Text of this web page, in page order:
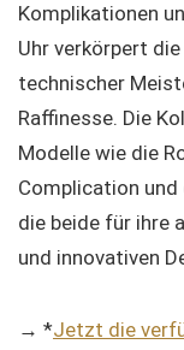
Komplikationen
Uhr verkörpert
technischer
Raffinesse. Die
Modelle wie die
Complication und
die beide für ihre
und innovativen
→ *Jetzt die